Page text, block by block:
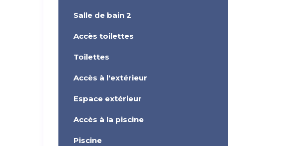
Salle de bain 2
Accès toilettes
Toilettes
Accès à l'extérieur
Espace extérieur
Accès à la piscine
Piscine